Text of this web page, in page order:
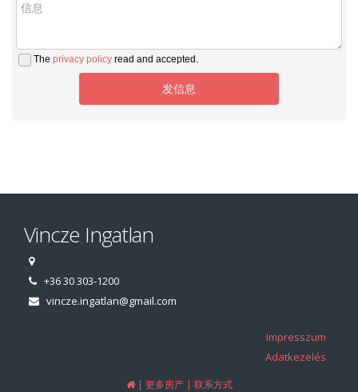
The privacy policy read and accepted.
发信息
Vincze Ingatlan
+36 30 303-1200
vincze.ingatlan@gmail.com
Impresszum
Adatkezelés
| 更多房产| 联系方式